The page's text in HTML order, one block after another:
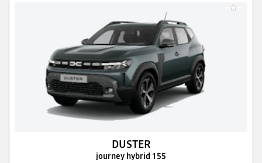
DUSTER
journey hybrid 155